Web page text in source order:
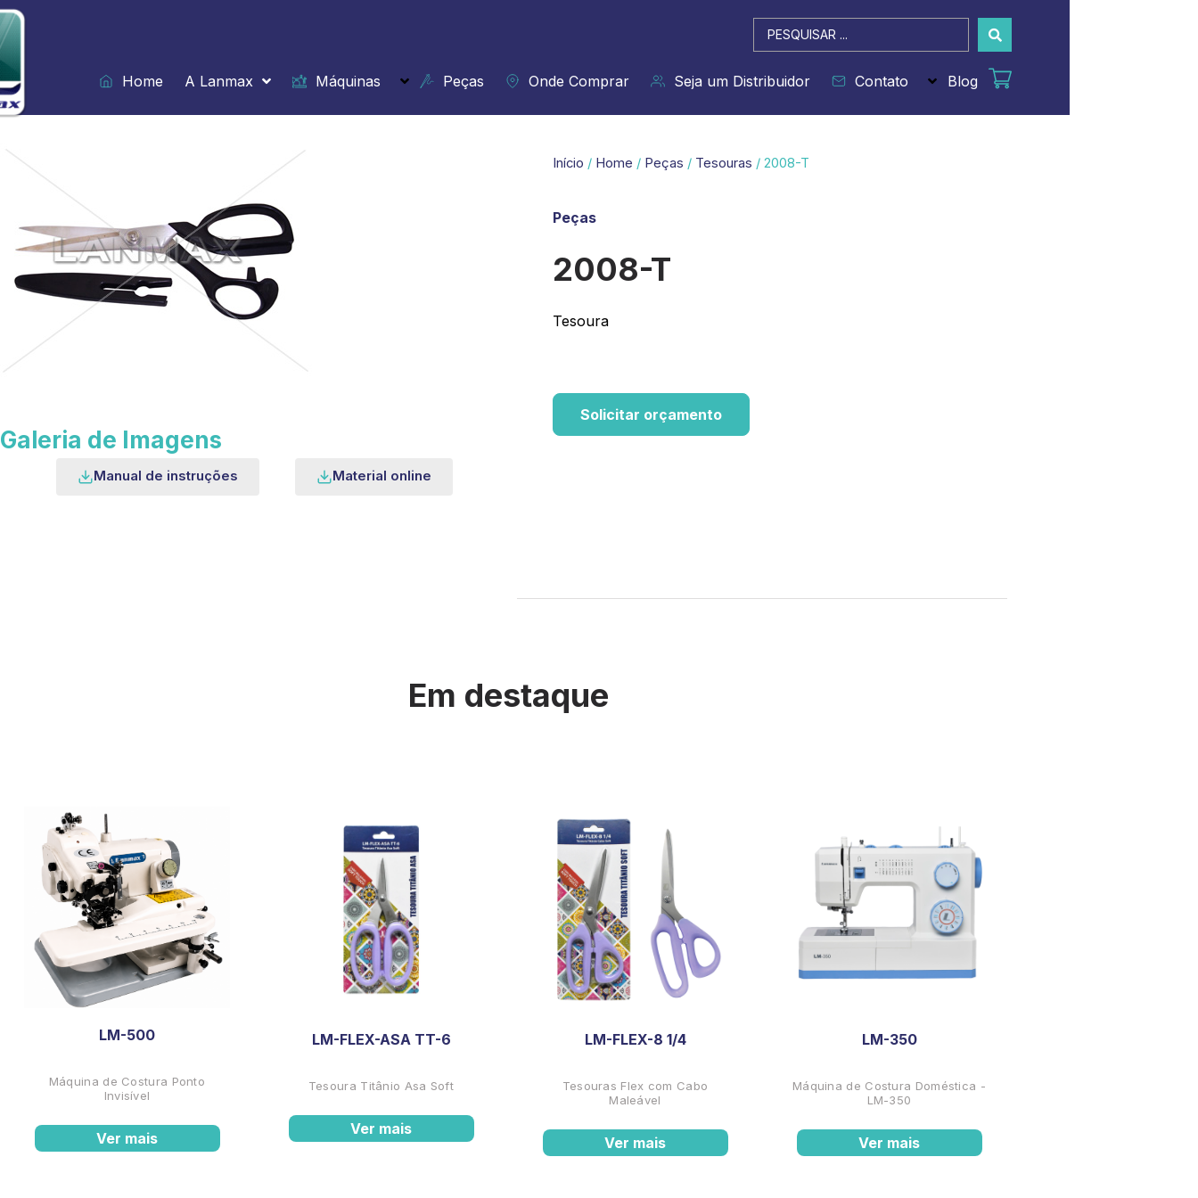
Ir
para
o
conteúdo
Pesquisar
...
Home
A Lanmax Máquinas Peças Onde Comprar Seja um Distribuidor Contato Blog
Galeria de Imagens
Manual de instruções Material online
Início / Home / Peças / Tesouras / 2008-T
Peças
2008-T
Tesoura
Solicitar orçamento
Em destaque
LM-500
Máquina de Costura Ponto
Invisível
Ver mais
LM-FLEX-ASA TT-6
Tesoura Titânio Asa Soft
Ver mais
LM-FLEX-8 1/4
Tesouras Flex com Cabo
Maleável
Ver mais
LM-350
Máquina de Costura Doméstica -
LM-350
Ver mais